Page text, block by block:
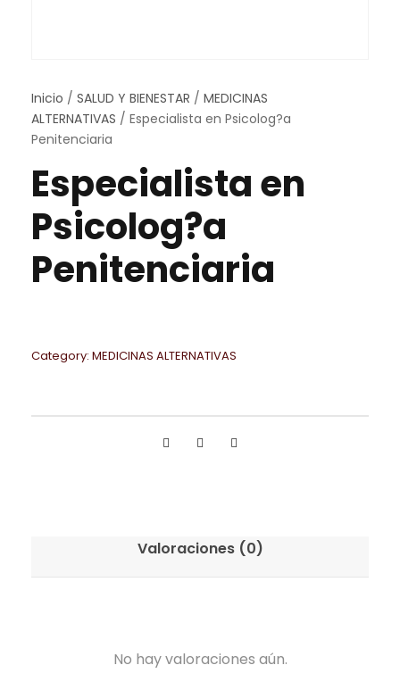
Inicio / SALUD Y BIENESTAR / MEDICINAS
ALTERNATIVAS / Especialista en Psicolog?a
Penitenciaria
Especialista en
Psicolog?a
Penitenciaria
Category: MEDICINAS ALTERNATIVAS
Valoraciones (0)
No hay valoraciones aún.